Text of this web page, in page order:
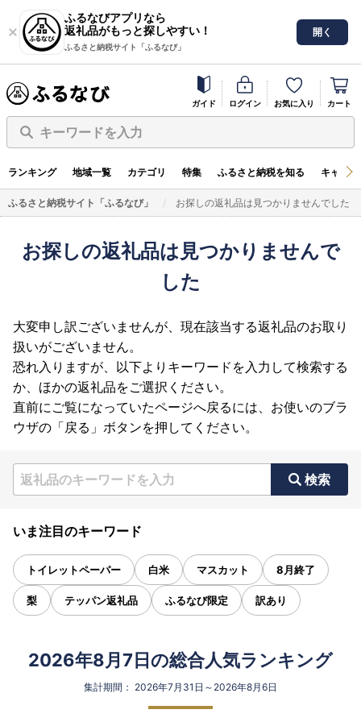
ふるなびアプリなら
返礼品がもっと探しやすい！
ふるさと納税サイト「ふるなび」
開く
ガイド ログイン お気に入り カート
キーワードを入力
ランキング 地域一覧 カテゴリ 特集 ふるさと納税を知る キャン
ふるさと納税サイト「ふるなび」 お探しの返礼品は見つかりませんでした
お探しの返礼品は見つかりませんで
した
大変申し訳ございませんが、現在該当する返礼品のお取り
扱いがございません。
恐れ入りますが、以下よりキーワードを入力して検索する
か、ほかの返礼品をご選択ください。
直前にご覧になっていたページへ戻るには、お使いのブラ
ウザの「戻る」ボタンを押してください。
検索
いま注目のキーワード
トイレットペーパー 白米 マスカット 8月終了
梨 テッパン返礼品 ふるなび限定 訳あり
2026年8月7日の総合人気ランキング
集計期間： 2026年7月31日～2026年8月6日